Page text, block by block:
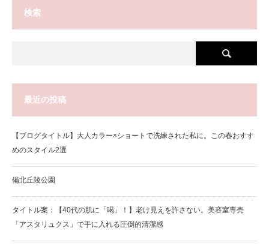
検索
最近の投稿
【ブログタイトル】大人カラー×ショートで洗練された私に。この春おすす
めのスタイル2選
備北丘陵公園
タイトル案：【40代の肌に「喝」！】老け見えを許さない。美容室専売
「アスタリュクス」で手に入れる圧倒的清潔感